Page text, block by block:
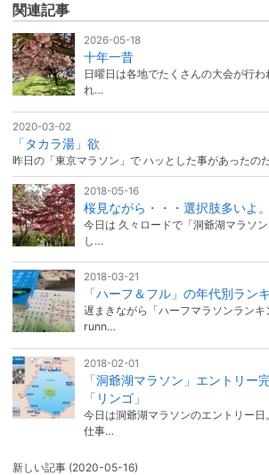
関連記事
2026-05-18
十年一昔
日曜日は各地でたくさんの大会が行
れ…
2020-03-02
「タカラ湯」欲
昨日の「東京マラソン」で ハッとした事があったの
2018-05-16
桜見ながら・・・選択肢多いよ。
今日は 久々ロードで「洞爺湖マラソ
し…
2018-03-21
「ハーフ＆フル」の年代別ラン
遅まきながら「ハーフマラソンランキ
runn…
2018-02-01
「洞爺湖マラソン」エントリー
「リンゴ」
今日は洞爺湖マラソンのエントリー
仕事…
新しい記事 (2020-05-16)